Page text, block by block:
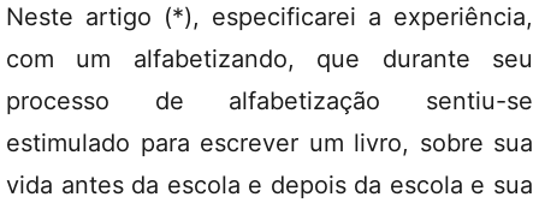
Neste artigo (*), especificarei a experiência,
com um alfabetizando, que durante seu
processo de alfabetização sentiu-se
estimulado para escrever um livro, sobre sua
vida antes da escola e depois da escola e sua